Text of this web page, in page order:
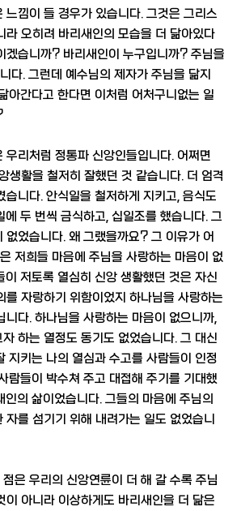
느낌이 들 경우가 있습니다. 그것은 그리스
라 오히려 바리새인의 모습을 더 닮아있다
겠습니까? 바리새인이 누구입니까? 주님을
다. 그런데 예수님의 제자가 주님을 닮지
아간다고 한다면 이처럼 어처구니없는 일
우리처럼 정통파 신앙인들입니다. 어쩌면
생활을 철저히 잘했던 것 같습니다. 더 엄격
습니다. 안식일을 철저하게 지키고, 음식도
에 두 번씩 금식하고, 십일조를 했습니다. 그
없었습니다. 왜 그랬을까요? 그 이유가 어
저희들 마음에 주님을 사랑하는 마음이 없
이 저토록 열심히 신앙 생활했던 것은 자신
를 자랑하기 위함이었지 하나님을 사랑하는
니다. 하나님을 사랑하는 마음이 없으니까,
하는 열정도 동기도 없었습니다. 그 대신
지키는 나의 열심과 수고를 사람들이 인정
람들이 박수쳐 주고 대접해 주기를 기대했
인의 삶이었습니다. 그들의 마음에 주님의
자를 섬기기 위해 내려가는 일도 없었습니
은 우리의 신앙연륜이 더 해 갈 수록 주님
이 아니라 이상하게도 바리새인을 더 닮은